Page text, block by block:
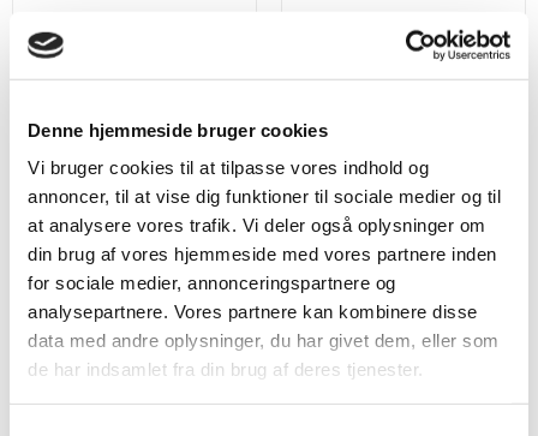
Denne hjemmeside bruger cookies
Vi bruger cookies til at tilpasse vores indhold og
annoncer, til at vise dig funktioner til sociale medier og til
at analysere vores trafik. Vi deler også oplysninger om
din brug af vores hjemmeside med vores partnere inden
for sociale medier, annonceringspartnere og
analysepartnere. Vores partnere kan kombinere disse
data med andre oplysninger, du har givet dem, eller som
de har indsamlet fra din brug af deres tjenester.
Mere information Mere information
Pavo GutHealth 7.5 kg
Beoordeling: 5/5
Støtter en stabil
tarmfunktion
Pavo Mobility 3 kg
Beoordeling: 5/5
For smidige led
Optimal ernæring til